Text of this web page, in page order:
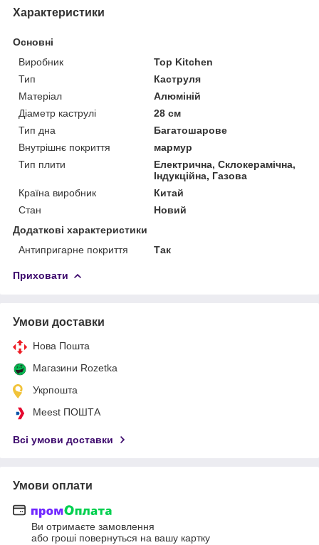
Характеристики
Основні
Виробник
Top Kitchen
Тип
Каструля
Матеріал
Алюміній
Діаметр каструлі
28 см
Тип дна
Багатошарове
Внутрішнє покриття
мармур
Тип плити
Електрична, Склокерамічна,
Індукційна, Газова
Країна виробник
Китай
Стан
Новий
Додаткові характеристики
Антипригарне покриття
Так
Приховати
Умови доставки
Нова Пошта
Магазини Rozetka
Укрпошта
Meest ПОШТА
Всі умови доставки
Умови оплати
Ви отримаєте замовлення
або гроші повернуться на вашу картку